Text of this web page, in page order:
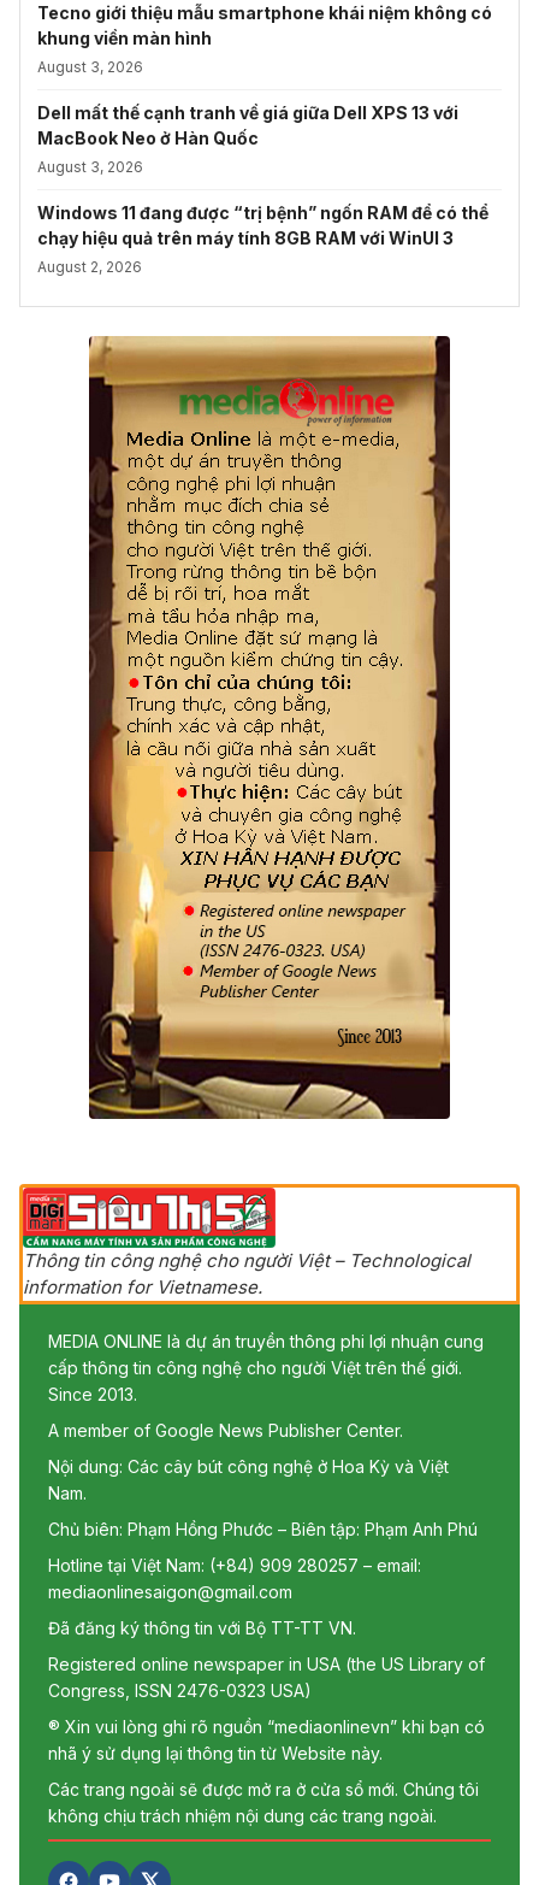
Tecno giới thiệu mẫu smartphone khái niệm không có
khung viền màn hình
August 3, 2026
Dell mất thế cạnh tranh về giá giữa Dell XPS 13 với
MacBook Neo ở Hàn Quốc
August 3, 2026
Windows 11 đang được “trị bệnh” ngốn RAM để có thể
chạy hiệu quả trên máy tính 8GB RAM với WinUI 3
August 2, 2026
Thông tin công nghệ cho người Việt – Technological
information for Vietnamese.
MEDIA ONLINE là dự án truyền thông phi lợi nhuận cung
cấp thông tin công nghệ cho người Việt trên thế giới.
Since 2013.
A member of Google News Publisher Center.
Nội dung: Các cây bút công nghệ ở Hoa Kỳ và Việt
Nam.
Chủ biên: Phạm Hồng Phước – Biên tập: Phạm Anh Phú
Hotline tại Việt Nam: (+84) 909 280257 – email:
mediaonlinesaigon@gmail.com
Đã đăng ký thông tin với Bộ TT-TT VN.
Registered online newspaper in USA (the US Library of
Congress, ISSN 2476-0323 USA)
® Xin vui lòng ghi rõ nguồn “mediaonlinevn” khi bạn có
nhã ý sử dụng lại thông tin từ Website này.
Các trang ngoài sẽ được mở ra ở cửa sổ mới. Chúng tôi
không chịu trách nhiệm nội dung các trang ngoài.